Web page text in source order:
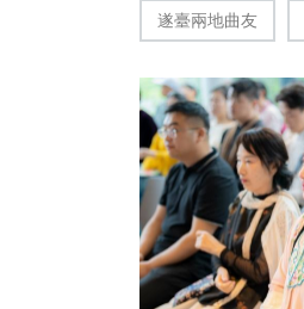
遂臺兩地曲友